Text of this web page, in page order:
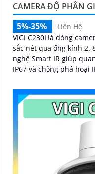
CAMERA ĐỘ PHÂN
5%-35%
Liên Hệ
VIGI C230I là dòng
sắc nét qua ống kính 2.
nghệ Smart IR giúp
IP67 và chống phá hoại